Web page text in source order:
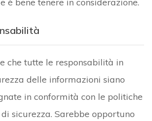
che tutte le responsabilità in
delle informazioni siano
in conformità con le politiche
sicurezza. Sarebbe opportuno